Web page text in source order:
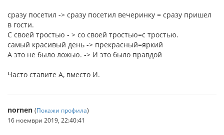
сразу посетил -> сразу посетил вечеринку = сразу пришел
в гости.
С своей тростью - > со своей тростью=с тростью.
самый красивый день -> прекрасный=яркий
А это не было ложью. -> И это было правдой
Часто ставите А, вместо И.
nornen (Покажи профила)
16 ноември 2019, 22:40:41